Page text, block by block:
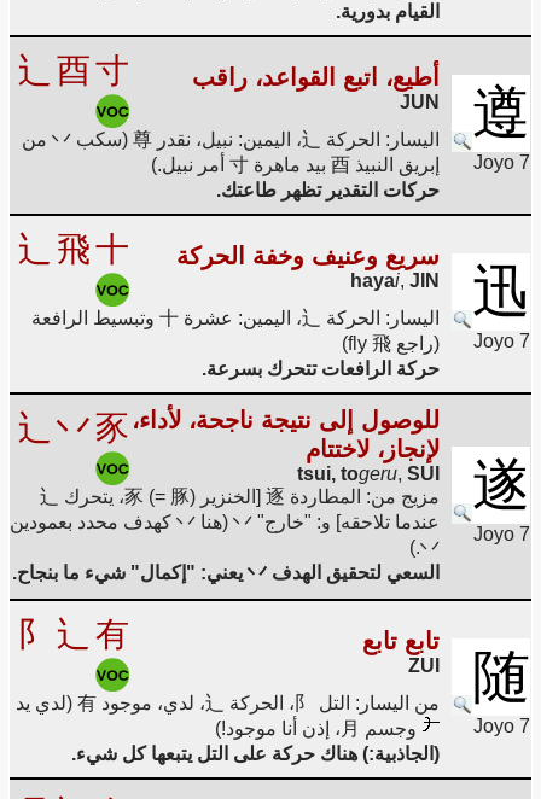
القيام بدورية.
遵
Joyo 7
أطيع، اتبع القواعد، راقب
JUN
辶 酉寸
اليسار: الحركة 辶، اليمين: نبيل، نقدر 尊 (سكب 丷 من
إبريق النبيذ 酉 بيد ماهرة 寸 أمر نبيل.)
حركات التقدير تظهر طاعتك.
迅
Joyo 7
سريع وعنيف وخفة الحركة
hayai, JIN
辶 飛十
اليسار: الحركة 辶، اليمين: عشرة 十 وتبسيط الرافعة
(راجع fly 飛)
حركة الرافعات تتحرك بسرعة.
遂
Joyo 7
للوصول إلى نتيجة ناجحة، لأداء،
لإنجاز، لاختتام
tsui, togeru, SUI
辶 丷豕
مزيج من: المطاردة 逐 [الخنزير 豕 (= 豚)، يتحرك 辶
عندما تلاحقه] و: "خارج" 丷 (هنا 丷 كهدف محدد بعمودين
丷.)
السعي لتحقيق الهدف 丷 يعني: "إكمال" شيء ما بنجاح.
随
Joyo 7
تابع تابع
ZUI
阝 辶 有
من اليسار: التل 阝، الحركة 辶، لدي، موجود 有 (لدي يد
وجسم 月، إذن أنا موجود!)
(الجاذبية:) هناك حركة على التل يتبعها كل شيء.